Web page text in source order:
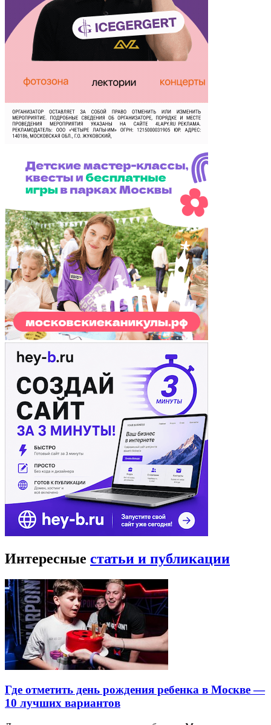
Интересные статьи и публикации
Где отметить день рождения ребенка в Москве —
10 лучших вариантов